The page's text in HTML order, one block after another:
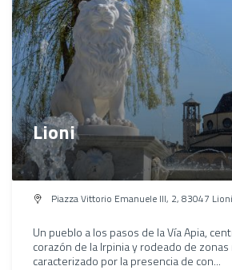
Lioni
Piazza Vittorio Emanuele III, 2, 83047
Un pueblo a los pasos de la Vía Apia,
corazón de la Irpinia y rodeado de zonas
caracterizado por la presencia de con...